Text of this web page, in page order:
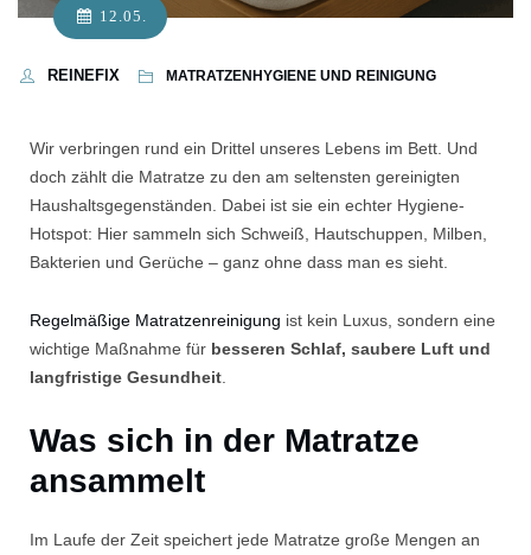
12.05.
REINEFIX MATRATZENHYGIENE UND REINIGUNG
Wir verbringen rund ein Drittel unseres Lebens im Bett. Und
doch zählt die Matratze zu den am seltensten gereinigten
Haushaltsgegenständen. Dabei ist sie ein echter Hygiene-
Hotspot: Hier sammeln sich Schweiß, Hautschuppen, Milben,
Bakterien und Gerüche – ganz ohne dass man es sieht.
Regelmäßige Matratzenreinigung ist kein Luxus, sondern eine
wichtige Maßnahme für besseren Schlaf, saubere Luft und
langfristige Gesundheit
Was sich in der Matratze
ansammelt
Im Laufe der Zeit speichert jede Matratze große Mengen an